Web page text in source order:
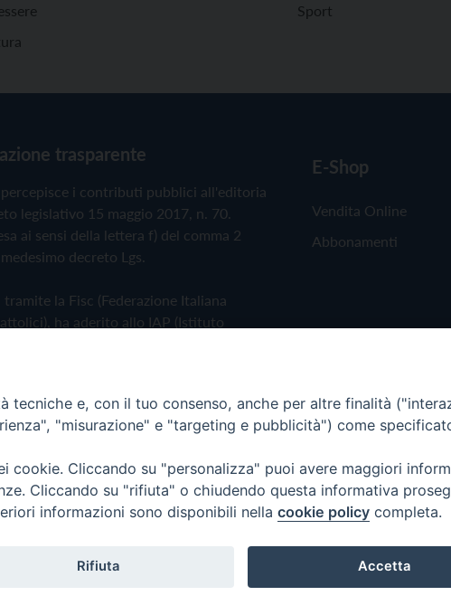
Sport
trasparente
i contributi pubblici all'editoria
legislativo 15 maggio 2017, n. 70.
ai sensi della lettera f) del comma 2
decreto Lgs.
la Fisc (Federazione Italiana
ha aderito allo IAP (Istituto
Cookie Policy
E-Shop
Vendita Online
Abbonamenti
tecniche e, con il tuo consenso, anche per altre finalità
"misurazione" e "targeting e pubblicità") come
cookie. Cliccando su "personalizza" puoi avere maggiori
Cliccando su "rifiuta" o chiudendo questa informativa
informazioni sono disponibili nella cookie policy completa.
Rifiuta Accetta